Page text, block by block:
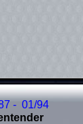
- 01/94